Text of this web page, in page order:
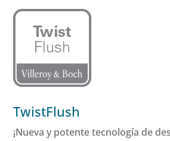
TwistFlush
¡Nueva y potente tecnología de